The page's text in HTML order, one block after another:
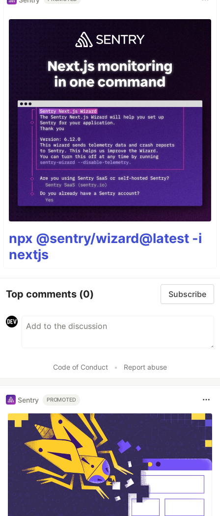
npx @sentry/wizard@latest -i
nextjs
Top comments (0) Subscribe
Code of Conduct • Report abuse
Sentry PROMOTED